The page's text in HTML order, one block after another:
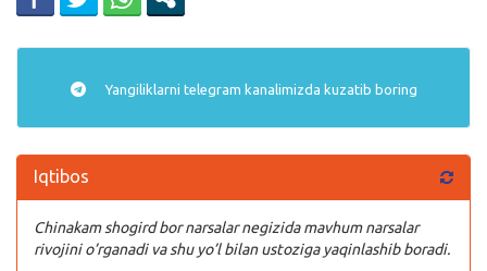
Yangiliklarni telegram kanalimizda kuzatib boring
Iqtibos
Chinakam shogird bor narsalar negizida mavhum narsalar
rivojini o’rganadi va shu yo’l bilan ustoziga yaqinlashib boradi.